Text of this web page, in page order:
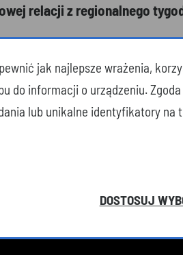
relacji z regionalnego
jak najlepsze wrażenia,
do informacji o urządzeniu.
lub unikalne identyfikatory na
DOSTOSUJ